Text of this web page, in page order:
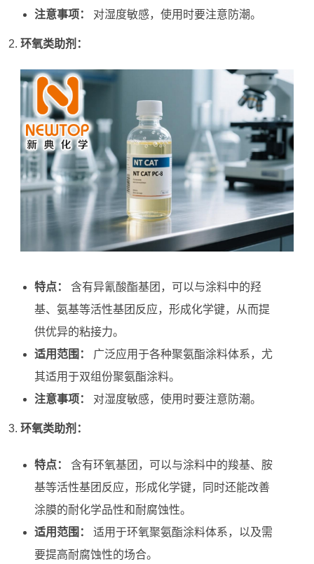
注意事项：
对湿度敏感，使用时要注意防潮。
环氧类助剂：
特点：
含有异氰酸酯基团，可以与涂料中的羟
基、氨基等活性基团反应，形成化学键，从而提
供优异的粘接力。
适用范围：
广泛应用于各种聚氨酯涂料体系，尤
其适用于双组份聚氨酯涂料。
注意事项：
对湿度敏感，使用时要注意防潮。
环氧类助剂：
特点：
含有环氧基团，可以与涂料中的羧基、胺
基等活性基团反应，形成化学键，同时还能改善
涂膜的耐化学品性和耐腐蚀性。
适用范围：
适用于环氧聚氨酯涂料体系，以及需
要提高耐腐蚀性的场合。